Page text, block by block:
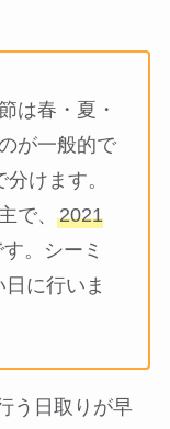
は春・夏・
が一般的で
けます。
で、 2021
。シーミ
に行いま
う日取りが早